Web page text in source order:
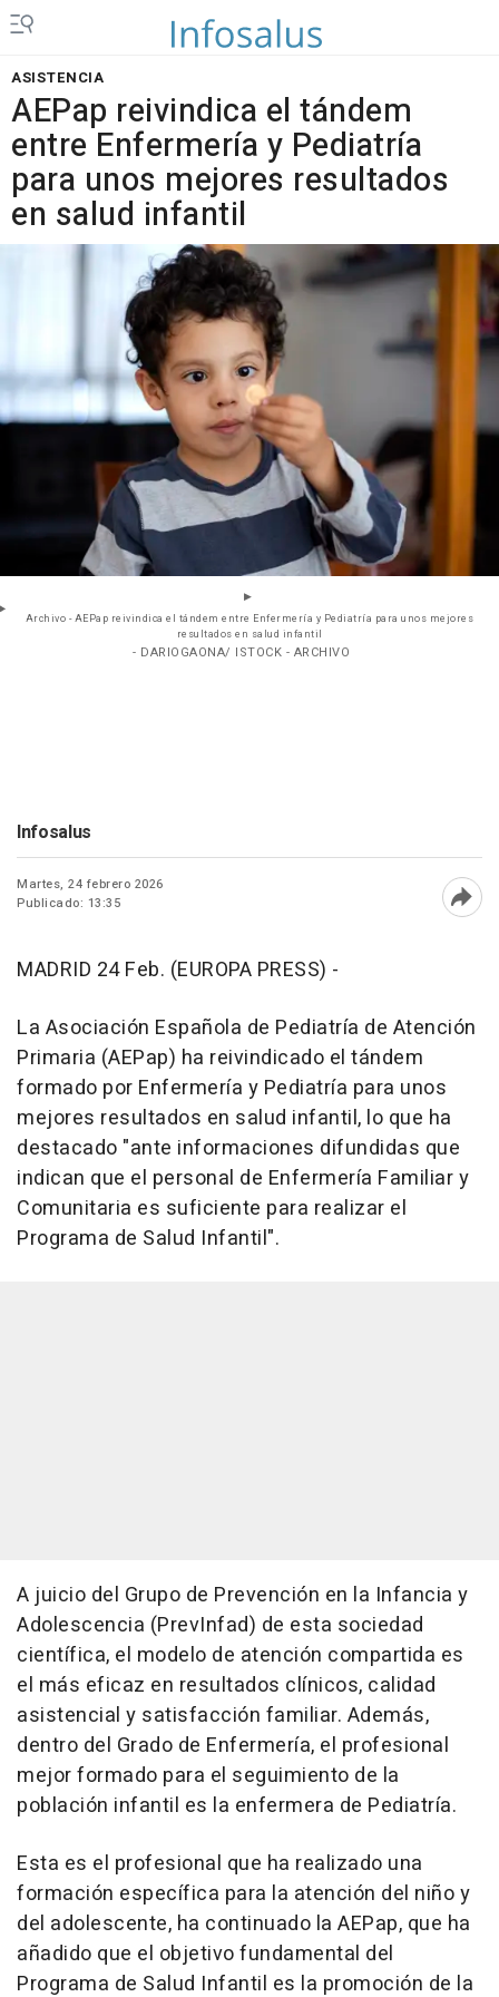
ASISTENCIA
AEPap reivindica el tándem
entre Enfermería y Pediatría
para unos mejores resultados
en salud infantil
Archivo - AEPap reivindica el tándem entre Enfermería y Pediatría para unos mejores
resultados en salud infantil
- DARIOGAONA/ ISTOCK - ARCHIVO
Infosalus
Martes, 24 febrero 2026
Publicado: 13:35
MADRID 24 Feb. (EUROPA PRESS) -
La Asociación Española de Pediatría de Atención
Primaria (AEPap) ha reivindicado el tándem
formado por Enfermería y Pediatría para unos
mejores resultados en salud infantil, lo que ha
destacado "ante informaciones difundidas que
indican que el personal de Enfermería Familiar y
Comunitaria es suficiente para realizar el
Programa de Salud Infantil".
A juicio del Grupo de Prevención en la Infancia y
Adolescencia (PrevInfad) de esta sociedad
científica, el modelo de atención compartida es
el más eficaz en resultados clínicos, calidad
asistencial y satisfacción familiar. Además,
dentro del Grado de Enfermería, el profesional
mejor formado para el seguimiento de la
población infantil es la enfermera de Pediatría.
Esta es el profesional que ha realizado una
formación específica para la atención del niño y
del adolescente, ha continuado la AEPap, que ha
añadido que el objetivo fundamental del
Programa de Salud Infantil es la promoción de la